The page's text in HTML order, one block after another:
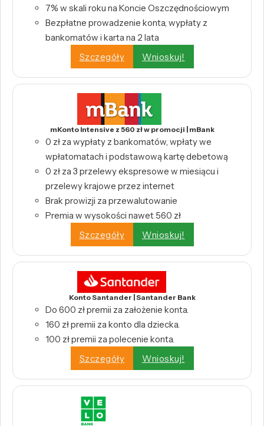
7% w skali roku na Koncie Oszczędnościowym
Bezpłatne prowadzenie konta, wypłaty z
bankomatów i karta na 2 lata
Szczegóły
Wnioskuj!
mKonto Intensive z 560 zł w promocji | mBank
0 zł za wypłaty z bankomatów, wpłaty we
wpłatomatach i podstawową kartę debetową
0 zł za 3 przelewy ekspresowe w miesiącu i
przelewy krajowe przez internet
Brak prowizji za przewalutowanie
Premia w wysokości nawet 560 zł
Szczegóły
Wnioskuj!
Konto Santander | Santander Bank
Do 600 zł premii za założenie konta.
160 zł premii za konto dla dziecka.
100 zł premii za polecenie konta.
Szczegóły
Wnioskuj!